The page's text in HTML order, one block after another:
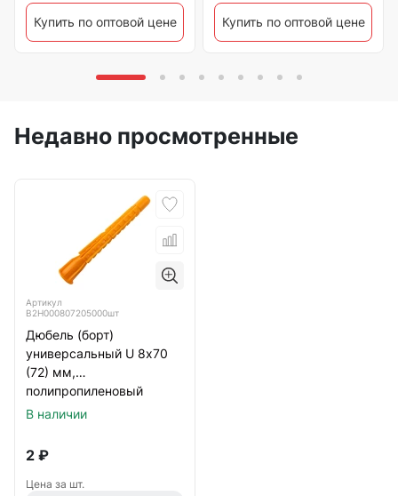
Купить по оптовой цене Купить по оптовой цене
Недавно просмотренные
Артикул
B2H000807205000шт
Дюбель (борт)
универсальный U 8х70
(72) мм,
полипропиленовый
В наличии
2 ₽
Цена за шт.